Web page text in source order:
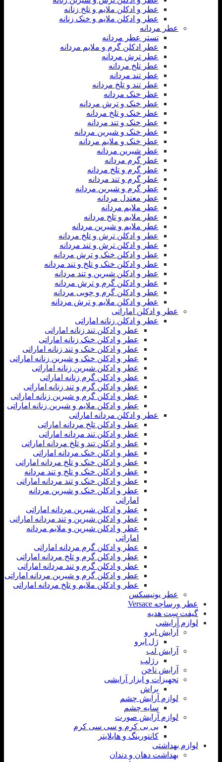
عطر و ادکلن ملایم و تلخ زنانه
عطر و ادکلن ملایم و خنک زنانه
عطر مردانه
تستر عطر مردانه
عطر ادکلن گرم و ملایم مردانه
عطر ترش مردانه
عطر تلخ مردانه
عطر تند مردانه
عطر تند و تلخ مردانه
عطر خنک مردانه
عطر خنک و ترش مردانه
عطر خنک و تلخ مردانه
عطر خنک و تند مردانه
عطر خنک و شیرین مردانه
عطر خنک و ملایم مردانه
عطر شیرین مردانه
عطر گرم مردانه
عطر گرم و تلخ مردانه
عطر گرم و تند مردانه
عطر گرم و شیرین مردانه
عطر معتدل مردانه
عطر ملایم مردانه
عطر ملایم و تلخ مردانه
عطر ملایم و شیرین مردانه
عطر و ادکلن ترش و تلخ مردانه
عطر و ادکلن ترش و تند مردانه
عطر و ادکلن خنک و ترش مردانه
عطر و ادکلن خنک و تلخ و تند مردانه
عطر و ادکلن شیرین و تند مردانه
عطر و ادکلن گرم و ترش مردانه
عطر و ادکلن گرم و چوبی مردانه
عطر و ادکلن ملایم و ترش مردانه
عطر و ادکلن اماراتی
عطر و ادکلن زنانه اماراتی
عطر و ادکلن تند زنانه اماراتی
عطر و ادکلن خنک زنانه اماراتی
عطر و ادکلن خنک و تند زنانه اماراتی
عطر و ادکلن خنک و شیرین زنانه اماراتی
عطر و ادکلن شیرین زنانه اماراتی
عطر و ادکلن گرم زنانه اماراتی
عطر و ادکلن گرم و تند زنانه اماراتی
عطر و ادکلن گرم و شیرین زنانه اماراتی
عطر و ادکلن ملایم و شیرین زنانه اماراتی
عطر و ادکلن مردانه اماراتی
عطر و ادکلن تلخ مردانه اماراتی
عطر و ادکلن تند مردانه اماراتی
عطر و ادکلن تند و تلخ مردانه اماراتی
عطر و ادکلن خنک مردانه اماراتی
عطر و ادکلن خنک و تلخ مردانه اماراتی
عطر و ادکلن خنک و تلخ و تند مردانه
عطر و ادکلن خنک و تند مردانه اماراتی
عطر و ادکلن خنک و شیرین مردانه
اماراتی
عطر و ادکلن شیرین مردانه اماراتی
عطر و ادکلن شیرین و تند مردانه اماراتی
عطر و ادکلن شیرین و ملایم مردانه
اماراتی
عطر و ادکلن گرم مردانه اماراتی
عطر و ادکلن گرم و تلخ مردانه اماراتی
عطر و ادکلن گرم و تند مردانه اماراتی
عطر و ادکلن گرم و شیرین مردانه اماراتی
عطر و ادکلن ملایم و تلخ مردانه اماراتی
عطر یونیسکس
عطر ورساچه Versace
گیفت سِت هدیه
لوازم آرایشی
آرایش ابرو
ژل ابرو
آرایش لب
رژلب
آرایش ناخن
تجهیزات و ابزار آرایشی
براش
لوازم آرایش چشم
سایه چشم
لوازم آرایش صورت
بی بی کرم و سی سی کرم
کانتورینگ و هایلایتر
لوازم بهداشتی
بهداشت دهان و دندان